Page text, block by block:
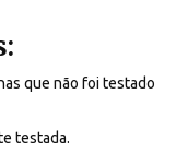
que não foi testado
testada.